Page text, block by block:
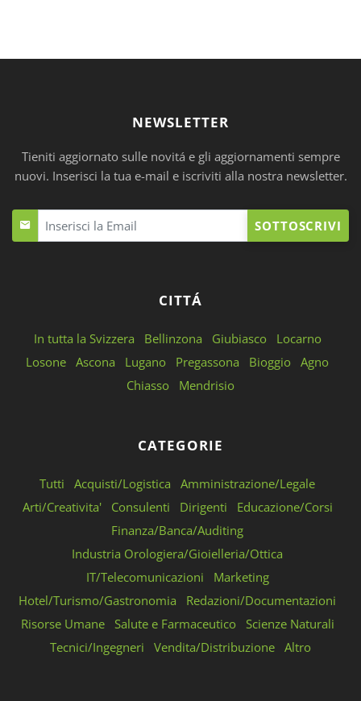
NEWSLETTER
Tieniti aggiornato sulle novitá e gli aggiornamenti sempre
nuovi. Inserisci la tua e-mail e iscriviti alla nostra newsletter.
SOTTOSCRIVI
CITTÁ
In tutta la Svizzera Bellinzona Giubiasco
Locarno
Losone Ascona Lugano Pregassona Bioggio Agno
Chiasso
Mendrisio
CATEGORIE
Tutti Acquisti/Logistica
Amministrazione/Legale
Arti/Creativita'
Consulenti Dirigenti
Educazione/Corsi
Finanza/Banca/Auditing
Industria Orologiera/Gioielleria/Ottica
IT/Telecomunicazioni
Marketing
Hotel/Turismo/Gastronomia
Redazioni/Documentazioni
Risorse Umane
Salute e Farmaceutico
Scienze Naturali
Tecnici/Ingegneri
Vendita/Distribuzione Altro